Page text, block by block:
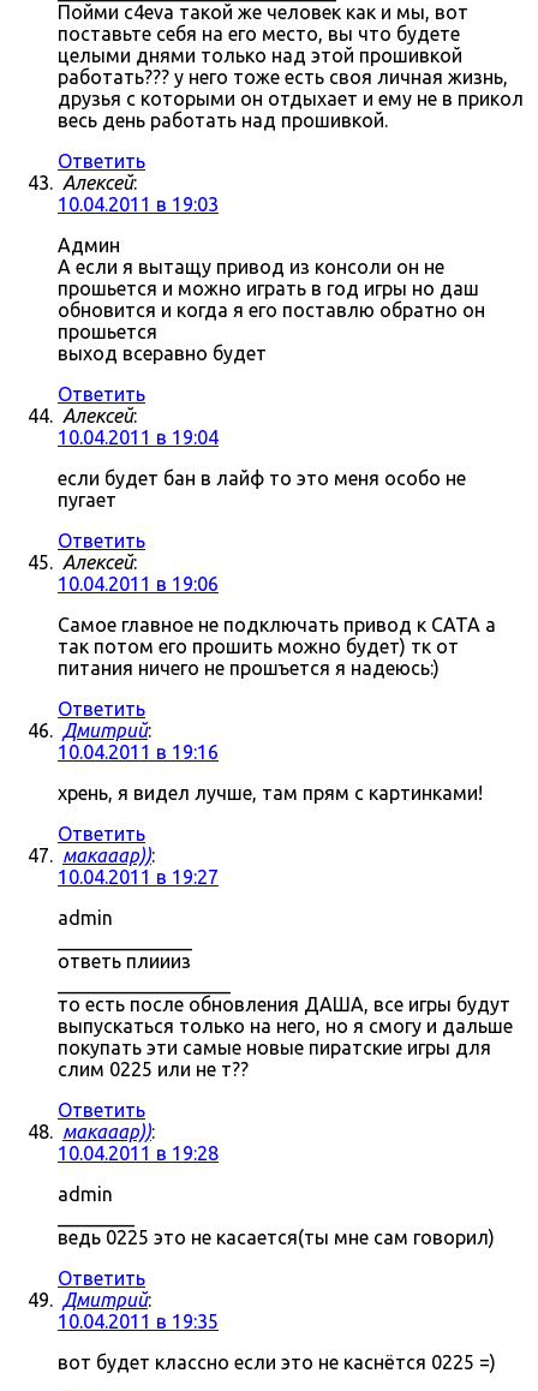
Пойми c4eva такой же человек как и мы, вот
поставьте себя на его место, вы что будете
целыми днями только над этой прошивкой
работать??? у него тоже есть своя личная жизнь,
друзья с которыми он отдыхает и ему не в прикол
весь день работать над прошивкой.
Ответить
Алексей:
10.04.2011 в 19:03
Админ
А если я вытащу привод из консоли он не
прошьется и можно играть в год игры но даш
обновится и когда я его поставлю обратно он
прошьется
выход всеравно будет
Ответить
Алексей:
10.04.2011 в 19:04
если будет бан в лайф то это меня особо не
пугает
Ответить
Алексей:
10.04.2011 в 19:06
Самое главное не подключать привод к САТА а
так потом его прошить можно будет) тк от
питания ничего не прошъется я надеюсь:)
Ответить
Дмитрий:
10.04.2011 в 19:16
хрень, я видел лучше, там прям с картинками!
Ответить
макааар)):
10.04.2011 в 19:27
admin
ответь плиииз
то есть после обновления ДАША, все игры будут
выпускаться только на него, но я смогу и дальше
покупать эти самые новые пиратские игры для
слим 0225 или не т??
Ответить
макааар)):
10.04.2011 в 19:28
admin
ведь 0225 это не касается(ты мне сам говорил)
Ответить
Дмитрий:
10.04.2011 в 19:35
вот будет классно если это не каснётся 0225 =)